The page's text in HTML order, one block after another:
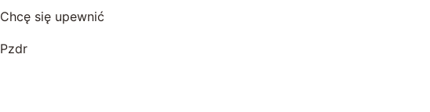
Chcę się upewnić
Pzdr